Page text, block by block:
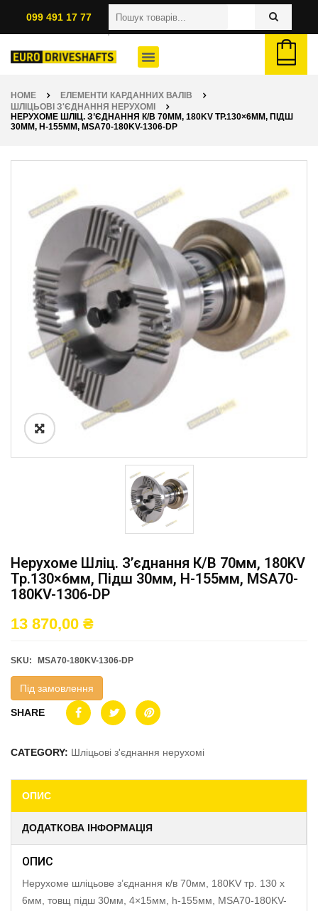
099 491 17 77
HOME
ЕЛЕМЕНТИ КАРДАННИХ ВАЛІВ
ШЛІЦЬОВІ З'ЄДНАННЯ НЕРУХОМІ
НЕРУХОМЕ ШЛІЦ. З’ЄДНАННЯ К/В 70ММ, 180KV ТР.130×6ММ, ПІДШ
30ММ, H-155ММ, MSA70-180KV-1306-DP
Нерухоме Шліц. З’єднання К/в 70мм, 180KV
Тр.130×6мм, Підш 30мм, H-155мм, MSA70-
180KV-1306-DP
13 870,00 ₴
SKU: MSA70-180KV-1306-DP
Під замовлення
SHARE
CATEGORY: Шліцьові з'єднання нерухомі
ОПИС
ДОДАТКОВА ІНФОРМАЦІЯ
ОПИС
Нерухоме шліцьове з’єднання к/в 70мм, 180KV тр. 130 x
6мм, товщ підш 30мм, 4×15мм, h-155мм, MSA70-180KV-